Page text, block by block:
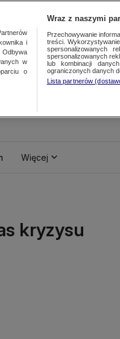
Więcej
kryzysu
i
Odbywa
w
o
Wraz z naszymi
Przechowywanie
treści.
spersonalizowanych
spersonalizowanych
lub kombinacji
ograniczonych danych
Lista partnerów